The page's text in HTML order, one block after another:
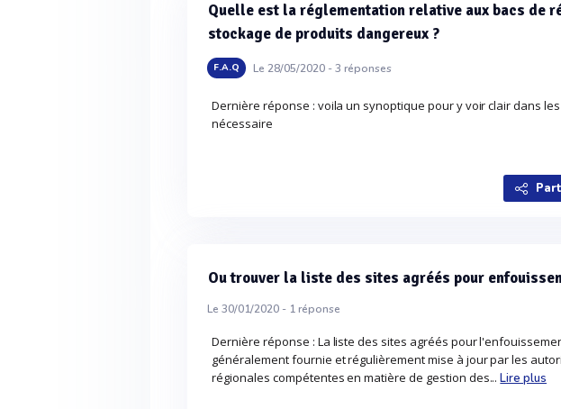
Quelle est la réglementation relative aux bacs de
stockage de produits dangereux ?
F.A.Q Le 28/05/2020 -3 réponses
Dernière réponse : voila un synoptique pour y voir clair dans
nécessaire
Ou trouver la liste des sites agréés pour
Le 30/01/2020 - 1réponse
Dernière réponse : La liste des sites agréés pour
généralement fournie et régulièrement mise à jour par les
régionales compétentes en matière de gestion des...Lire plus